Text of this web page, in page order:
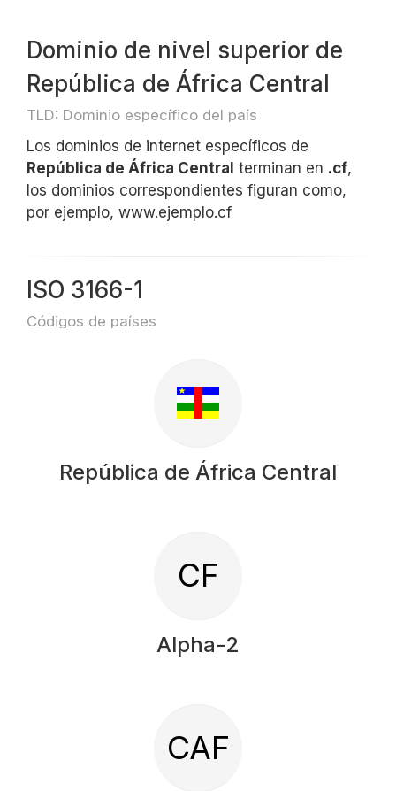
Dominio de nivel superior de
República de África Central
TLD: Dominio específico del país
Los dominios de internet específicos de
República de África Central terminan en .cf,
los dominios correspondientes figuran como,
por ejemplo, www.ejemplo.cf
ISO 3166-1
Códigos de países
República de África Central
CF
Alpha-2
CAF